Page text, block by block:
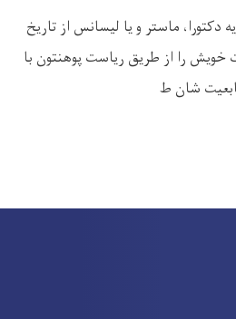
ماستر و یا لیسانس از تاریخ
را از طریق ریاست پوهنتون با
شان ط